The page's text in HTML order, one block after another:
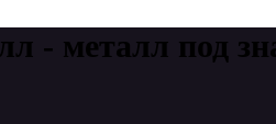
- металл под